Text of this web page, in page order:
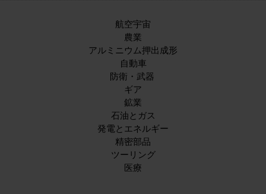
航空宇宙
農業
アルミニウム押出成形
自動車
防衛・武器
ギア
鉱業
石油とガス
発電とエネルギー
精密部品
ツーリング
医療